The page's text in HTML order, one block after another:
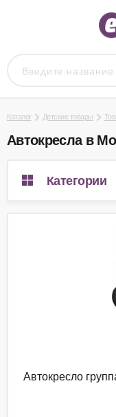
Каталог Детские товары
Автокресла в
Категории
Автокресло